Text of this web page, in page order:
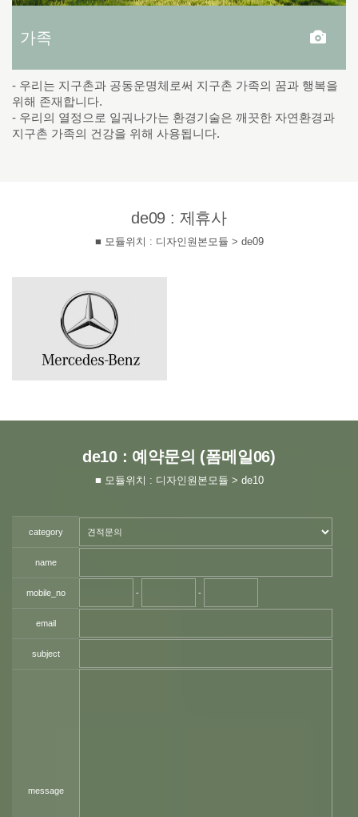
가족
- 우리는 지구촌과 공동운명체로써 지구촌 가족의 꿈과 행복을
위해 존재합니다.
- 우리의 열정으로 일궈나가는 환경기술은 깨끗한 자연환경과
지구촌 가족의 건강을 위해 사용됩니다.
de09 : 제휴사
■ 모듈위치 : 디자인원본모듈 > de09
de10 : 예약문의 (폼메일06)
■ 모듈위치 : 디자인원본모듈 > de10
category
name
mobile_no - -
email
subject
message